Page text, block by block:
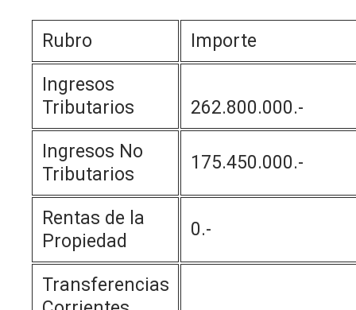
Rubro Importe
Ingresos
Tributarios
262.800.000.-
Ingresos No
Tributarios
175.450.000.-
Rentas de la
Propiedad
0.-
Transferencias